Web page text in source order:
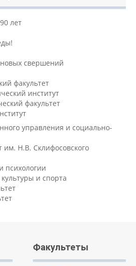
лет
свершений
факультет
институт
факультет
управления и социально-
им. Н.В. Склифосовского
психологии
и спорта
Факультеты